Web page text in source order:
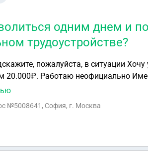
одним днем и
трудоустройстве?
получить свою заработную плату
И может ли работодатель
№5008641, София, г. Москва